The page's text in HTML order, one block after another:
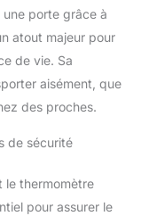
porte grâce à
atout majeur pour
de vie. Sa
aisément, que
des proches.
de sécurité
le thermomètre
pour assurer le